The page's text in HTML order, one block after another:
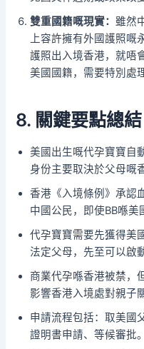
雙重國籍嘅現實： 雖然
上容許擁有外國護照嘅
護照出入境香港，就唔
美國國籍，需要特別處
8. 關鍵要點總結
美國出生嘅代孕寶寶自
身份主要取決於父母嘅
香港《入境條例》承認
中國公民，即使BB喺美
代孕寶寶需要先獲得美
法定父母，先至可以啟
商業代孕喺香港被禁，
影響香港入境處對親子
申請流程包括：取美國
證明書申請、等候審批。